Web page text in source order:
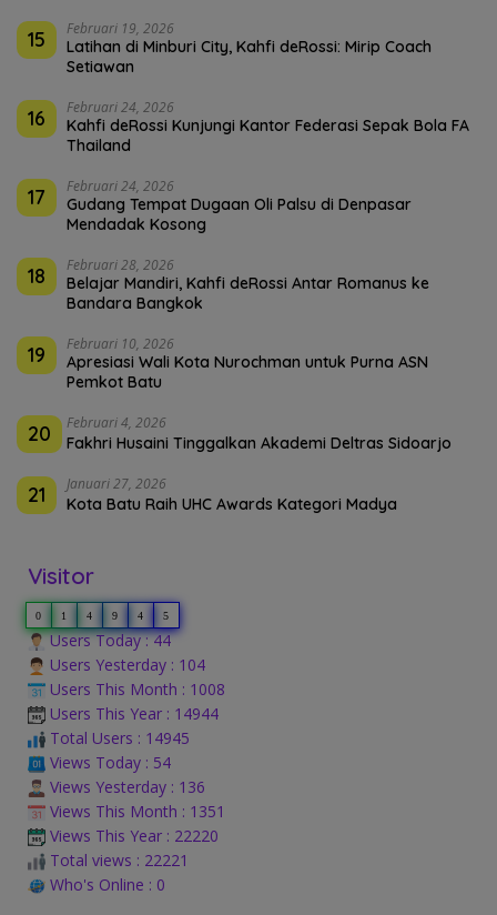
15 Februari 19, 2026
Latihan di Minburi City, Kahfi deRossi: Mirip Coach
Setiawan
16 Februari 24, 2026
Kahfi deRossi Kunjungi Kantor Federasi Sepak Bola FA
Thailand
17 Februari 24, 2026
Gudang Tempat Dugaan Oli Palsu di Denpasar
Mendadak Kosong
18 Februari 28, 2026
Belajar Mandiri, Kahfi deRossi Antar Romanus ke
Bandara Bangkok
19 Februari 10, 2026
Apresiasi Wali Kota Nurochman untuk Purna ASN
Pemkot Batu
20 Februari 4, 2026
Fakhri Husaini Tinggalkan Akademi Deltras Sidoarjo
21 Januari 27, 2026
Kota Batu Raih UHC Awards Kategori Madya
Visitor
0 1 4 9 4 5
Users Today : 44
Users Yesterday : 104
Users This Month : 1008
Users This Year : 14944
Total Users : 14945
Views Today : 54
Views Yesterday : 136
Views This Month : 1351
Views This Year : 22220
Total views : 22221
Who's Online : 0